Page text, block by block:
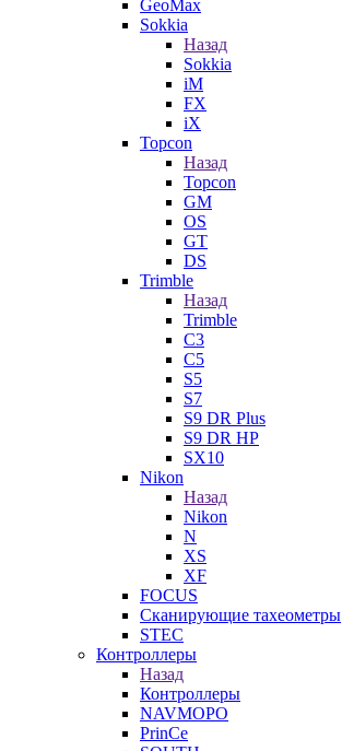
GeoMax
Sokkia
Назад
Sokkia
iM
FX
iX
Topcon
Назад
Topcon
GM
OS
GT
DS
Trimble
Назад
Trimble
C3
C5
S5
S7
S9 DR Plus
S9 DR HP
SX10
Nikon
Назад
Nikon
N
XS
XF
FOCUS
Сканирующие тахеометры
STEC
Контроллеры
Назад
Контроллеры
NAVMOPO
PrinCe